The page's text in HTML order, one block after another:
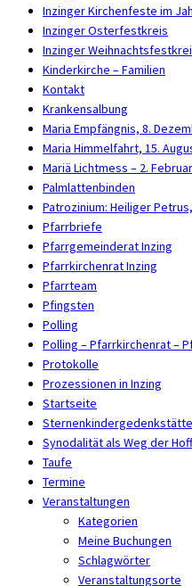
Inzinger Kirchenfeste im
Inzinger Osterfestkreis
Inzinger
Kinderkirche – Familien
Kontakt
Krankensalbung
Maria Empfängnis, 8.
Maria Himmelfahrt, 15.
Mariä Lichtmess – 2. Februar
Palmlattenbinden
Patrozinium: Heiliger
Pfarrbriefe
Pfarrgemeinderat Inzing
Pfarrkirchenrat Inzing
Pfarrteam
Pfingsten
Polling
Polling – Pfarrkirchenrat –
Protokolle
Prozessionen in Inzing
Startseite
Synodalität als Weg der
Taufe
Termine
Veranstaltungen
Kategorien
Meine Buchungen
Schlagwörter
Veranstaltungsorte